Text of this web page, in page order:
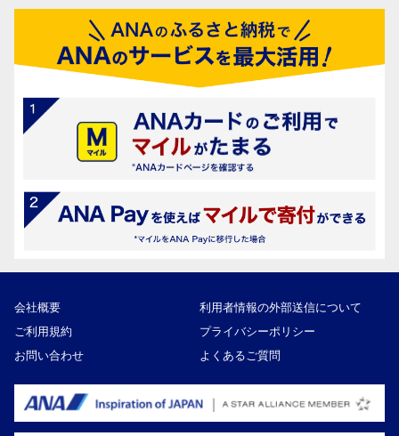
会社概要
利用者情報の外部送信について
ご利用規約
プライバシーポリシー
お問い合わせ
よくあるご質問